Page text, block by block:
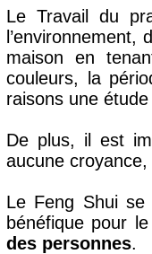
Le Travail du
maison en
couleurs, la
raisons une
De plus, il est
aucune
Le Feng Shui se
bénéfique pour
des personnes.